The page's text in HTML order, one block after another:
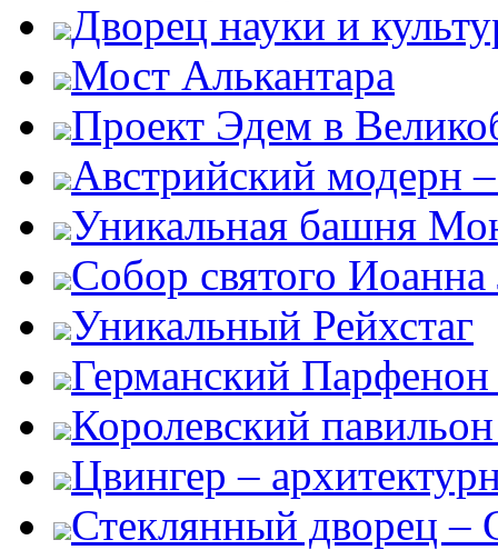
Дворец науки и
Мост Алькантара
Проект Эдем в
Австрийский модерн
Уникальная башня
Собор святого Иоанна
Уникальный Рейхстаг
Германский Парфенон
Королевский
Цвингер –
Стеклянный дворец –